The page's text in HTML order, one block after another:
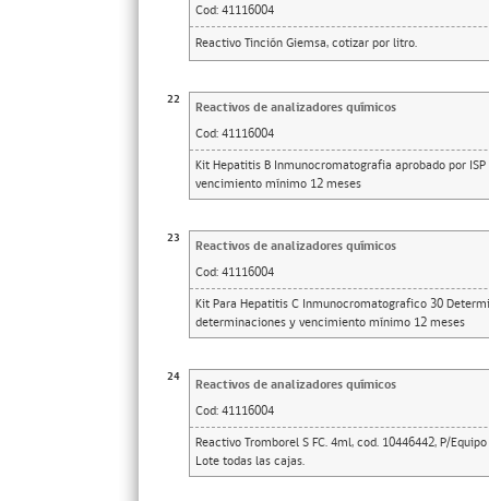
Cod: 41116004
Reactivo Tinción Giemsa, cotizar por litro.
22
Reactivos de analizadores químicos
Cod: 41116004
Kit Hepatitis B Inmunocromatografia aprobado por
vencimiento mínimo 12 meses
23
Reactivos de analizadores químicos
Cod: 41116004
Kit Para Hepatitis C Inmunocromatografico 30
determinaciones y vencimiento mínimo 12 meses
24
Reactivos de analizadores químicos
Cod: 41116004
Reactivo Tromborel S FC. 4ml, cod. 10446442, P/
Lote todas las cajas.